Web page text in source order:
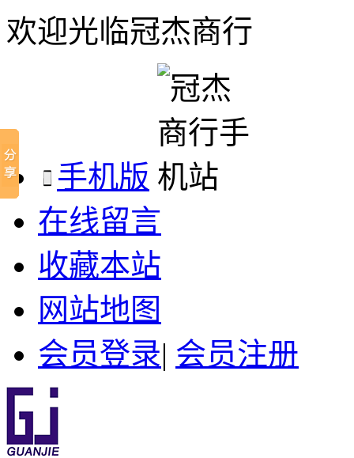
欢迎光临冠杰商行
手机版
在线留言
收藏本站
网站地图
会员登录| 会员注册